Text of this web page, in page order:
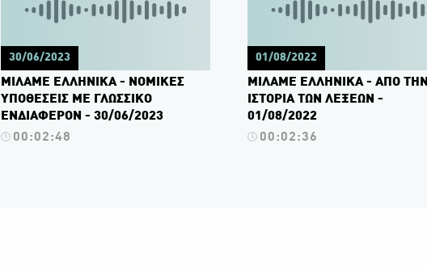
30/06/2023
ΜΙΛΑΜΕ ΕΛΛΗΝΙΚΑ - ΝΟΜΙΚΕΣ
ΥΠΟΘΕΣΕΙΣ ΜΕ ΓΛΩΣΣΙΚΟ
ΕΝΔΙΑΦΕΡΟΝ - 30/06/2023
00:02:48
01/08/2022
ΜΙΛΑΜΕ ΕΛΛΗΝΙΚΑ - ΑΠΟ ΤΗΝ
ΙΣΤΟΡΙΑ ΤΩΝ ΛΕΞΕΩΝ -
01/08/2022
00:02:36